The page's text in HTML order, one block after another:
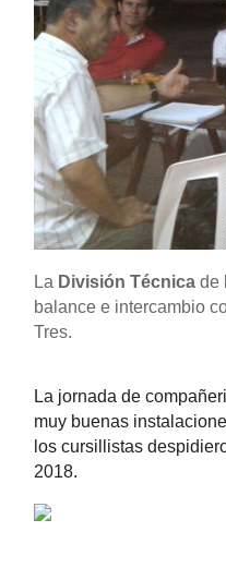
La División Técnica de
balance e intercambio
Tres.
La jornada de
muy buenas
los cursillistas
2018.